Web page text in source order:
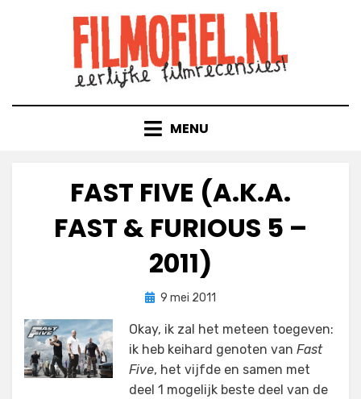
MENU
FAST FIVE (A.K.A.
FAST & FURIOUS 5 –
2011)
doorFilmofiel.nl
Geplaatst
9 mei 2011
Okay, ik zal het meteen toegeven:
ik heb keihard genoten van Fast
Five, het vijfde en samen met
deel 1 mogelijk beste deel van de